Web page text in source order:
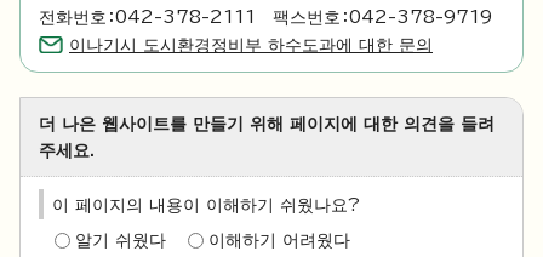
전화번호：042-378-2111 팩스번호：042-378-9719
이나기시 도시환경정비부 하수도과에 대한 문의
더 나은 웹사이트를 만들기 위해 페이지에 대한 의견을 들려
주세요.
이 페이지의 내용이 이해하기 쉬웠나요?
알기 쉬웠다 이해하기 어려웠다